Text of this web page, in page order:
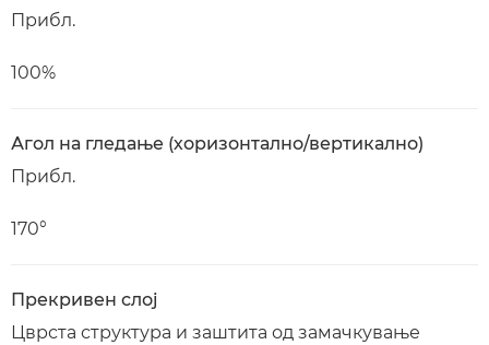
Прибл.
100%
Агол на гледање (хоризонтално/вертикално)
Прибл.
170°
Прекривен слој
Цврста структура и заштита од замачкување